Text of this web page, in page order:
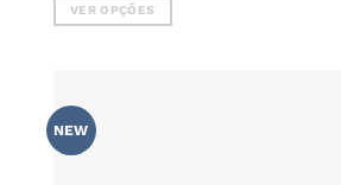
VER OPÇÕES
multiple
variants.
The
NEW